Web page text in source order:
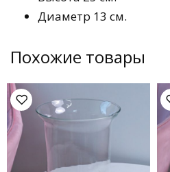
Диаметр 13 см.
Похожие товары